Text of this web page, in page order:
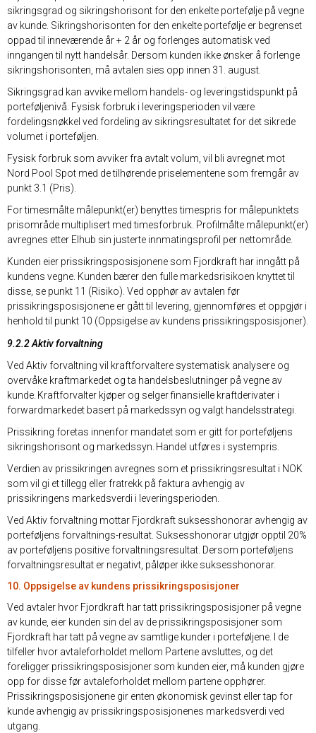
sikringsgrad og sikringshorisont for den enkelte portefølje på vegne
av kunde. Sikringshorisonten for den enkelte portefølje er begrenset
oppad til inneværende år + 2 år og forlenges automatisk ved
inngangen til nytt handelsår. Dersom kunden ikke ønsker å forlenge
sikringshorisonten, må avtalen sies opp innen 31. august.
Sikringsgrad kan avvike mellom handels- og leveringstidspunkt på
porteføljenivå. Fysisk forbruk i leveringsperioden vil være
fordelingsnøkkel ved fordeling av sikringsresultatet for det sikrede
volumet i porteføljen.
Fysisk forbruk som avviker fra avtalt volum, vil bli avregnet mot
Nord Pool Spot med de tilhørende priselementene som fremgår av
punkt 3.1 (Pris).
For timesmålte målepunkt(er) benyttes timespris for målepunktets
prisområde multiplisert med timesforbruk. Profilmålte målepunkt(er)
avregnes etter Elhub sin justerte innmatingsprofil per nettområde.
Kunden eier prissikringsposisjonene som Fjordkraft har inngått på
kundens vegne. Kunden bærer den fulle markedsrisikoen knyttet til
disse, se punkt 11 (Risiko). Ved opphør av avtalen før
prissikringsposisjonene er gått til levering, gjennomføres et oppgjør i
henhold til punkt 10 (Oppsigelse av kundens prissikringsposisjoner).
9.2.2 Aktiv forvaltning
Ved Aktiv forvaltning vil kraftforvaltere systematisk analysere og
overvåke kraftmarkedet og ta handelsbeslutninger på vegne av
kunde. Kraftforvalter kjøper og selger finansielle kraftderivater i
forwardmarkedet basert på markedssyn og valgt handelsstrategi.
Prissikring foretas innenfor mandatet som er gitt for porteføljens
sikringshorisont og markedssyn. Handel utføres i systempris.
Verdien av prissikringen avregnes som et prissikringsresultat i NOK
som vil gi et tillegg eller fratrekk på faktura avhengig av
prissikringens markedsverdi i leveringsperioden.
Ved Aktiv forvaltning mottar Fjordkraft suksesshonorar avhengig av
porteføljens forvaltnings-resultat. Suksesshonorar utgjør opptil 20%
av porteføljens positive forvaltningsresultat. Dersom porteføljens
forvaltningsresultat er negativt, påløper ikke suksesshonorar.
10. Oppsigelse av kundens prissikringsposisjoner
Ved avtaler hvor Fjordkraft har tatt prissikringsposisjoner på vegne
av kunde, eier kunden sin del av de prissikringsposisjoner som
Fjordkraft har tatt på vegne av samtlige kunder i porteføljene. I de
tilfeller hvor avtaleforholdet mellom Partene avsluttes, og det
foreligger prissikringsposisjoner som kunden eier, må kunden gjøre
opp for disse før avtaleforholdet mellom partene opphører.
Prissikringsposisjonene gir enten økonomisk gevinst eller tap for
kunde avhengig av prissikringsposisjonenes markedsverdi ved
utgang.